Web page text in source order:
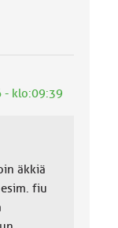
- klo:09:39
äkkiä
fiu